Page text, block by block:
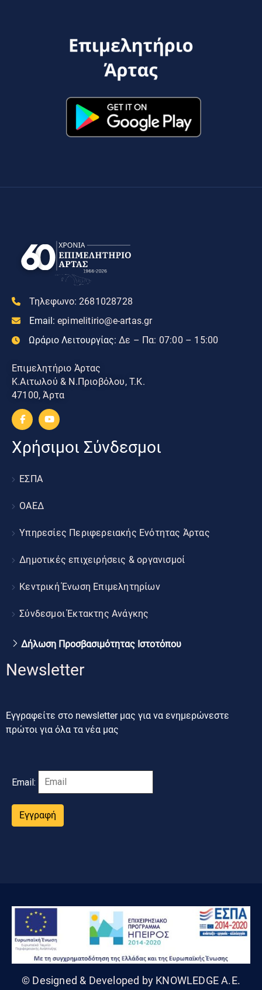
Τηλεφωνο: 2681028728
Email: epimelitirio@e-artas.gr
Ωράριο Λειτουργίας: Δε – Πα: 07:00 – 15:00
Επιμελητήριο Άρτας
Κ.Αιτωλού & Ν.Πριοβόλου, Τ.Κ.
47100, Άρτα
Χρήσιμοι Σύνδεσμοι
ΕΣΠΑ
ΟΑΕΔ
Υπηρεσίες Περιφερειακής Ενότητας Άρτας
Δημοτικές επιχειρήσεις & οργανισμοί
Κεντρική Ένωση Επιμελητηρίων
Σύνδεσμοι Έκτακτης Ανάγκης
Δήλωση Προσβασιμότητας Ιστοτόπου
Newsletter
Εγγραφείτε στο newsletter μας για να ενημερώνεστε
πρώτοι για όλα τα νέα μας
Email:
Εγγραφή
© Designed & Developed by KNOWLEDGE A.E.